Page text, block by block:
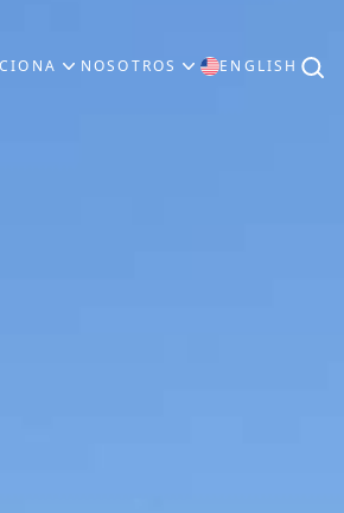
NOSOTROS ENGLISH